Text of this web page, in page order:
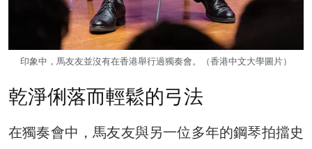
印象中，馬友友並沒有在香港舉行過獨奏會。（香港中文大學圖片）
乾淨俐落而輕鬆的弓法
在獨奏會中，馬友友與另一位多年的鋼琴拍擋史